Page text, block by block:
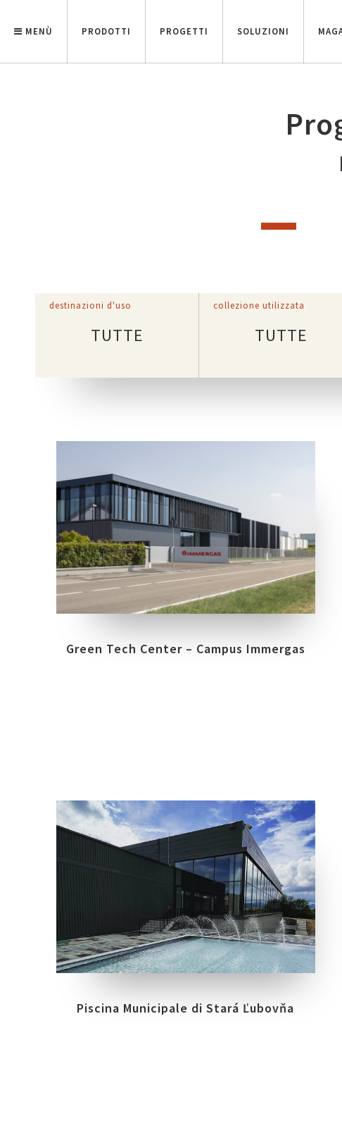
MENÙ PRODOTTI PROGETTI SOLUZIONI
destinazioni d'uso
TUTTE
collezione utilizzata
TUTTE
LOCATION
BRESCELLO, REGGIO EMILIA
Green Tech Center – Campus Immergas
COLLEZIONI
EVEN
URBANATURE
LOCATION
STARÁ ĽUBOVŇA
Piscina Municipale di Stará Ľubovňa